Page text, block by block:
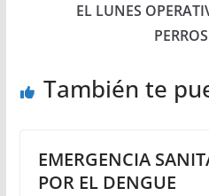
EL LUNES
También te
EMERGENCIA
POR EL DENGUE